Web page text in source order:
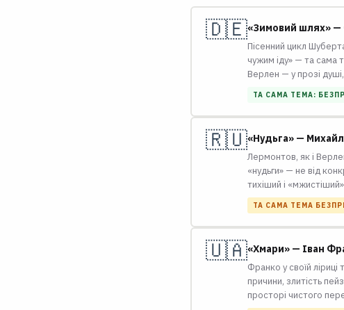
🇩🇪«Зимовий шлях» —
Пісенний цикл
чужим іду» — та сама
Верлен — у прозі
ТА САМА ТЕМА:
🇷🇺«Нудьга» —
Лермонтов, як і
«нудьги» — не від
тихіший і
ТА САМА ТЕМА
🇺🇦«Хмари» — Іван
Франко у своїй
причини, злитість
просторі чистого